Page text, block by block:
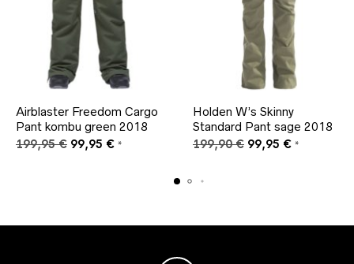
Airblaster Freedom Cargo
Pant kombu green 2018
199,95€ Ursprünglicher
99,95 €Aktueller
*
Holden W’s Skinny
Standard Pant sage 2018
199,90€ Ursprünglicher
99,95 €Aktueller
*